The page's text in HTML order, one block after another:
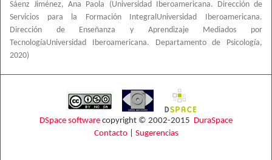
Sáenz Jiménez, Ana Paola (Universidad Iberoamericana. Dirección de
Servicios para la Formación IntegralUniversidad Iberoamericana.
Dirección de Enseñanza y Aprendizaje Mediados por
TecnologíaUniversidad Iberoamericana. Departamento de Psicología,
2020)
DSpace software copyright © 2002-2015 DuraSpace
Contacto| Sugerencias